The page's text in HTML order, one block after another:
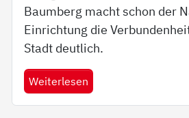
Baumberg macht schon der
Einrichtung die
Stadt deutlich.
Weiterlesen